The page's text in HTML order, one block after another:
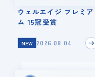
ウェルエイジ プレミア
ム 15冠受賞
NEW 2026.08.04